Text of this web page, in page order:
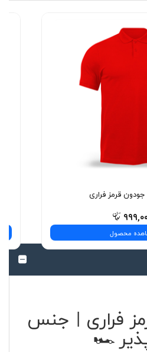
قرمز فراری
محصول
فراری | جنس
🏎️